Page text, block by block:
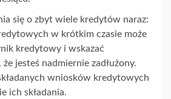
się o zbyt wiele kredytów naraz:
w krótkim czasie może
kredytowy i wskazać
jesteś nadmiernie zadłużony.
wniosków kredytowych
ich składania.